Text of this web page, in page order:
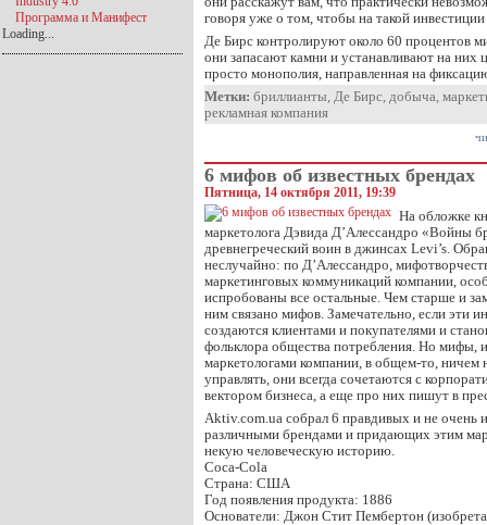
говоря уже о том, чтобы на такой инвестиции
Де Бирс контролируют около 60 процентов
они запасают камни и устанавливают на них
просто монополия, направленная на
Метки: бриллианты, Де Бирс, добыча,
рекламная компания
6 мифов об известных брендах
Пятница, 14 октября 2011, 19:39
На обложке
маркетолога Дэвида Д’Алессандро «Войны
древнегреческий воин в джинсах Levi’s.
неслучайно: по Д’Алессандро,
маркетинговых коммуникаций компании,
испробованы все остальные. Чем старше и
ним связано мифов. Замечательно, если эти
создаются клиентами и покупателями и
фольклора общества потребления. Но мифы,
маркетологами компании, в общем-то, ничем
управлять, они всегда сочетаются с
вектором бизнеса, а еще про них пишут в
Aktiv.com.ua собрал 6 правдивых и не очень
различными брендами и придающих этим
некую человеческую историю.
Coca-Cola
Страна: США
Год появления продукта: 1886
Основатели: Джон Стит Пембертон
Программа и Манифест
Loading...